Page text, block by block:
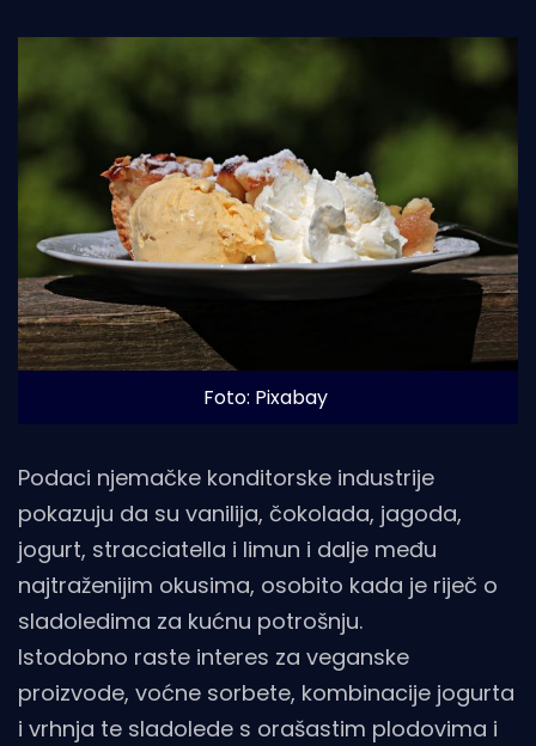
Foto: Pixabay
Podaci njemačke konditorske industrije
pokazuju da su vanilija, čokolada, jagoda,
jogurt, stracciatella i limun i dalje među
najtraženijim okusima, osobito kada je riječ o
sladoledima za kućnu potrošnju.
Istodobno raste interes za veganske
proizvode, voćne sorbete, kombinacije jogurta
i vrhnja te sladolede s orašastim plodovima i